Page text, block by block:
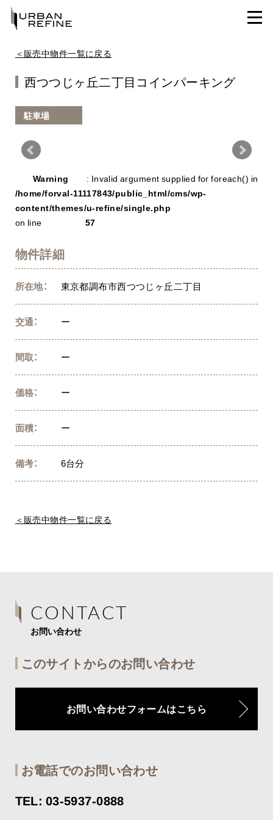
＜販売中物件一覧に戻る
西つつじヶ丘二丁目コインパーキング
駐車場
Warning
: Invalid argument supplied for foreach() in
/home/forval-11117843/public_html/cms/wp-
content/themes/u-refine/single.php
on line
57
物件詳細
所在地： 東京都調布市西つつじヶ丘二丁目
交通： ー
間取： ー
価格： ー
面積： ー
備考： 6台分
＜販売中物件一覧に戻る
CONTACT
お問い合わせ
このサイトからのお問い合わせ
お問い合わせフォームはこちら
お電話でのお問い合わせ
TEL: 03-5937-0888